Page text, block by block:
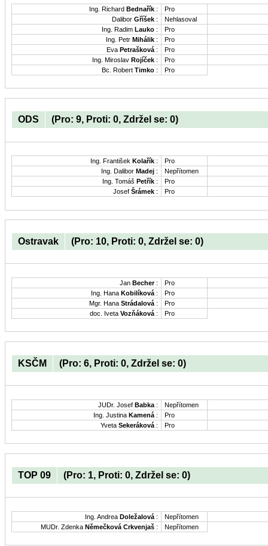
Ing. Richard Bednařík :
Pro
Dalibor Gříšek :
Nehlasoval
Ing. Radim Lauko :
Pro
Ing. Petr Mihálik :
Pro
Eva Petrašková :
Pro
Ing. Miroslav Rojíček :
Pro
Bc. Robert Timko : Pro
ODS (Pro: 9, Proti: 0, Zdržel se: 0)
Ing. František Kolařík :
Pro
Ing. Dalibor Madej :
Nepřítomen
Ing. Tomáš Petřík :
Pro
Josef Šrámek : Pro
Ostravak (Pro: 10, Proti: 0, Zdržel se: 0)
Jan Becher:
Pro
Ing. Hana Kobilíková :
Pro
Mgr. Hana Strádalová :
Pro
doc. Iveta Vozňáková : Pro
KSČM (Pro: 6, Proti: 0, Zdržel se: 0)
JUDr. Josef Babka :
Nepřítomen
Ing. Justina Kamená :
Pro
Yveta Sekeráková : Pro
TOP 09 (Pro: 1, Proti: 0, Zdržel se: 0)
Ing. Andrea Doležalová :
Nepřítomen
MUDr. Zdenka Němečková Crkvenjaš : Nepřítomen